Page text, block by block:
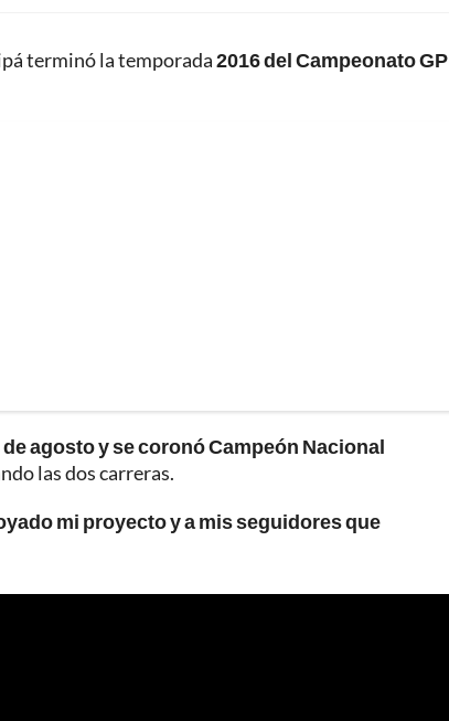
terminó la temporada2016 del Campeonato GP
agosto y se coronó Campeón Nacional
las dos carreras.
mi proyecto y a mis seguidores que